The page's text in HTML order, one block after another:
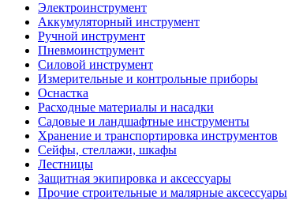
Электроинструмент
Аккумуляторный инструмент
Ручной инструмент
Пневмоинструмент
Силовой инструмент
Измерительные и контрольные приборы
Оснастка
Расходные материалы и насадки
Садовые и ландшафтные инструменты
Хранение и транспортировка инструментов
Сейфы, стеллажи, шкафы
Лестницы
Защитная экипировка и аксессуары
Прочие строительные и малярные аксессуары